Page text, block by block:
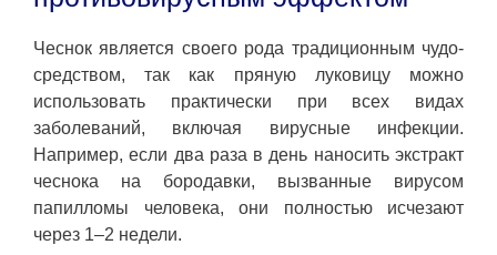
Чеснок является своего рода традиционным чудо-
средством, так как пряную луковицу можно
использовать практически при всех видах
заболеваний, включая вирусные инфекции.
Например, если два раза в день наносить экстракт
чеснока на бородавки, вызванные вирусом
папилломы человека, они полностью исчезают
через 1–2 недели.